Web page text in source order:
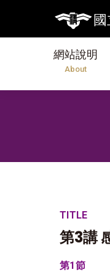
網站說明
About
TITLE
第3講
第1節